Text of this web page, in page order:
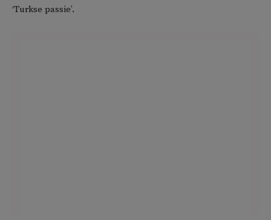
‘Turkse passie’.